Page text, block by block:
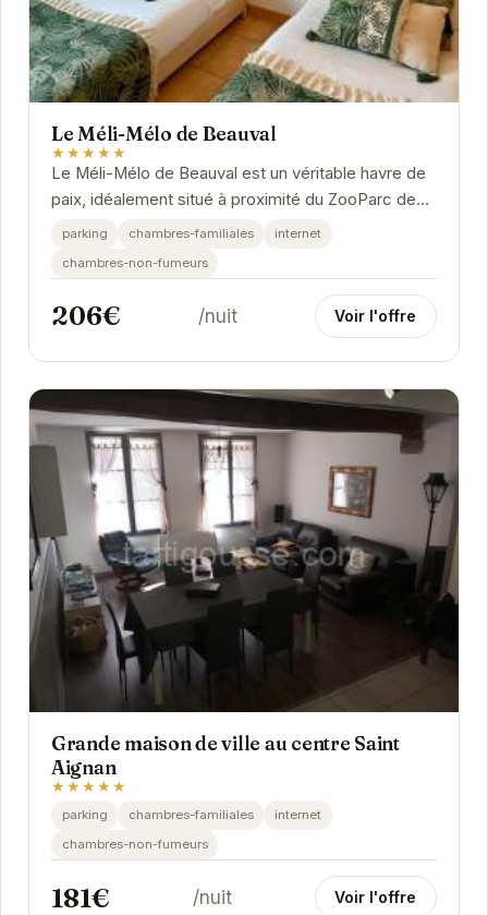
Le Méli-Mélo de Beauval
★★★★★
Le Méli-Mélo de Beauval est un véritable havre de
paix, idéalement situé à proximité du ZooParc de
Beauval. Son atmosphère chaleureuse et ses...
parking chambres-familiales
internet
chambres-non-fumeurs
206€ /nuit Voir l'offre
Grande maison de ville au centre Saint
Aignan
★★★★★
parking chambres-familiales
internet
chambres-non-fumeurs
181€ /nuit Voir l'offre